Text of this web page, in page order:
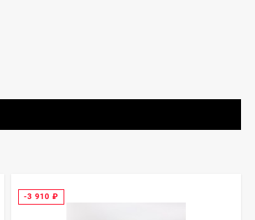
-3 910 ₽